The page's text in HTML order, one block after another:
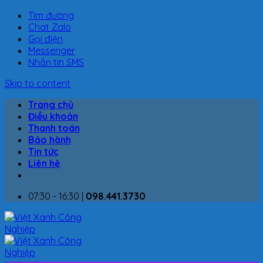
Tìm đường
Chat Zalo
Gọi điện
Messenger
Nhắn tin SMS
Skip to content
Trang chủ
Điều khoản
Thanh toán
Bảo hành
Tin tức
Liên hệ
07:30 - 16:30 | 098.441.3730